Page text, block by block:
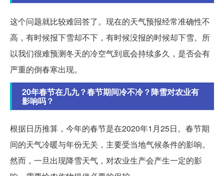
这个问题就比较难回答了。现在的天气预报经常准确性不
高，有时候报下雪却不下，有时候没报的时候却下雪。所
以我们很难预测冬天的冷空气到底会持续多久，是否会有
严重的倒春寒出现。
20年春节在几九？春节期间冷不冷？降雪对农业有
影响吗？
根据日历推算，今年的春节是在2020年1月25日。春节期
间的天气冷暖与年份无关，主要受当地气候条件的影响。
然而，一旦出现降雪天气，对农业生产会产生一定的影